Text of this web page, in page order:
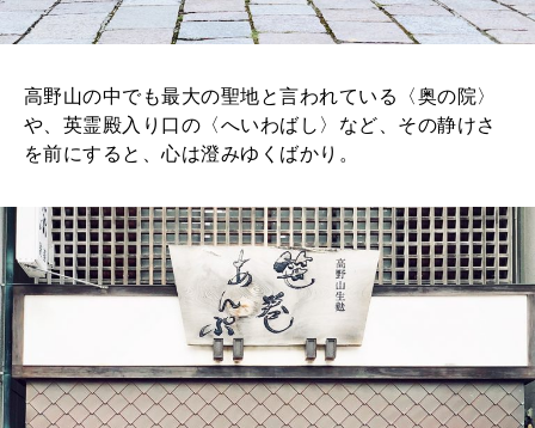
高野山の中でも最大の聖地と言われている〈奥の院〉
や、英霊殿入り口の〈へいわばし〉など、その静けさ
を前にすると、心は澄みゆくばかり。